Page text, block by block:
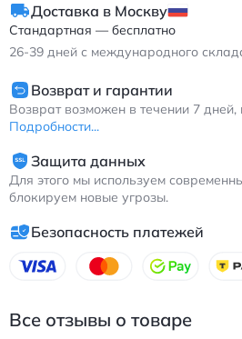
из синтетики
Доставка в Москву
Стандартная — бесплатно
26-39 дней с международного
Возврат и гарантии
Возврат возможен в течении 7 дней,
Подробности...
Защита данных
Для этого мы используем
блокируем новые угрозы.
Безопасность платежей
Все отзывы о товаре